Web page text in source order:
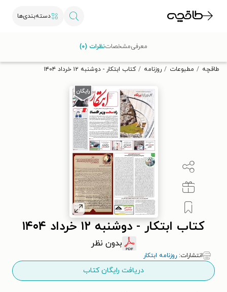
دسته‌بندی‌ها
تخفیف از طاقچه دریافت کن.
طاقچه مطبوعات روزنامه کتاب ابتکار - دوشنبه ۱۲ خرداد ۱۴۰۴
کتاب ابتکار - دوشنبه ۱۲ خرداد ۱۴۰۴
بدون نظر
انتشارات: روزنامه ابتکار
دریافت رایگان کتاب
معرفیمشخصاتنظرات (۰)